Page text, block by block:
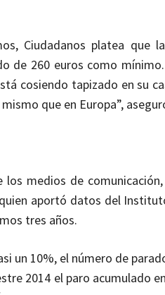
Ciudadanos platea
de 260 euros como
cosiendo tapizado en su
que en Europa”,
los medios de
aportó datos del
tres años.
un 10%, el número de
2014 el paro acumulado